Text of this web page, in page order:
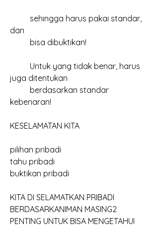
dan
	bisa dibuktikan!
juga ditentukan
kebenaran!
KESELAMATAN KITA
pilihan pribadi
tahu pribadi
buktikan pribadi
KITA DI SELAMATKAN PRIBADI
BERDASARKANIMAN MASING2
PENTING UNTUK BISA MENGETAHUI